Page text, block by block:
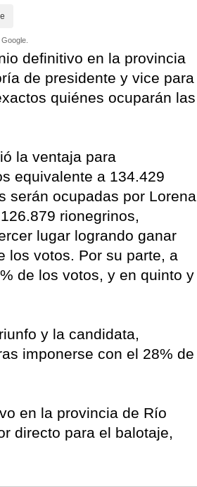
definitivo en la provincia
de presidente y vice para
quiénes ocuparán las
la ventaja para
equivalente a 134.429
serán ocupadas por Lorena
rionegrinos,
lugar logrando ganar
los votos. Por su parte, a
de los votos, y en quinto y
y la candidata,
imponerse con el 28% de
en la provincia de Río
directo para el balotaje,